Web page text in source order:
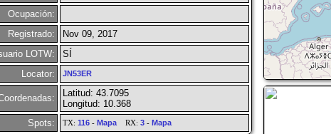
Ocupación:
Registrado:
Nov 09, 2017
LOTW:
SÍ
Locator:
JN53ER
Latitud: 43.7095
Longitud: 10.368
Spots:
TX: 116- MapaRX: 3- Mapa